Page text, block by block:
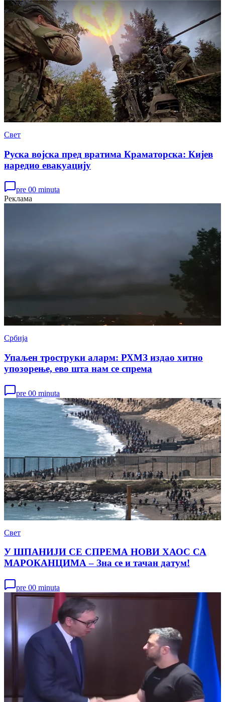
Свет
Руска војска пред вратима Краматорска: Кијев
наредио евакуацију
pre 00 minuta
Реклама
Србија
Упаљен троструки аларм: РХМЗ издао хитно
упозорење, ево шта нам се спрема
pre 00 minuta
Свет
У ШПАНИЈИ СЕ СПРЕМА НОВИ ХАОС СА
МАРОКАНЦИМА – Зна се и тачан датум!
pre 00 minuta